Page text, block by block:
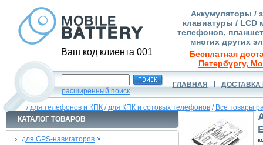
Ваш код клиента 001
Аккумуляторы /
клавиатуры / LCD
телефонов,
многих других
Бесплатная
Петербургу,
расширенный поиск
ГЛАВНАЯ ДОСТАВКА
/для телефонов и КПК /для КПК и сотовых телефонов / Все товары
КАТАЛОГ ТОВАРОВ
для GPS-навигаторов